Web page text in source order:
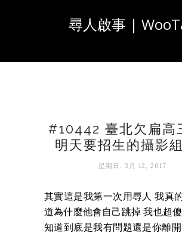
尋人啟事 |
#10442 臺北欠扁高
明天要招生的攝影
星期日, 3月 12, 2017
其實這是我第一次用尋人 我真
道為什麼他會自己跳掉 我也超
知道到底是我有問題還是你離